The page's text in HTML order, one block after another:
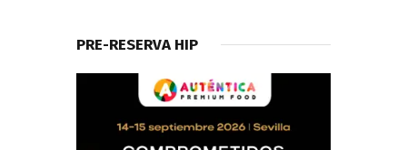
PRE-RESERVA HIP